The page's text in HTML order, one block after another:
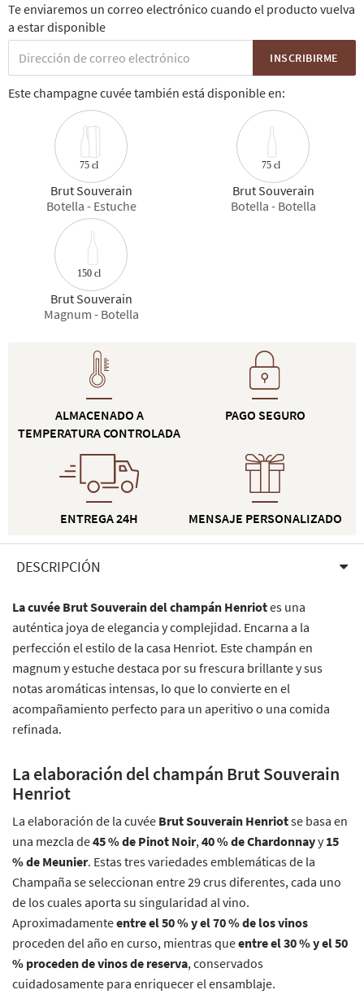
Te enviaremos un correo electrónico cuando el producto vuelva
a estar disponible
INSCRIBIRME
Este champagne cuvée también está disponible en:
75 cl
Brut Souverain
Botella - Estuche
75 cl
Brut Souverain
Botella - Botella
150 cl
Brut Souverain
Magnum - Botella
ALMACENADO A
TEMPERATURA CONTROLADA
ENTREGA 24H
PAGO SEGURO
MENSAJE PERSONALIZADO
DESCRIPCIÓN
La cuvée Brut Souverain del champán Henriotes una
auténtica joya de elegancia y complejidad. Encarna a la
perfección el estilo de la casa Henriot. Este champán en
magnum y estuche destaca por su frescura brillante y sus
notas aromáticas intensas, lo que lo convierte en el
acompañamiento perfecto para un aperitivo o una comida
refinada.
La elaboración del champán Brut Souverain
Henriot
La elaboración de la cuvée Brut Souverain Henriotse basa en
una mezcla de45 % de Pinot Noir,40 % de Chardonnayy15
% de Meunier. Estas tres variedades emblemáticas de la
Champaña se seleccionan entre 29 crus diferentes, cada uno
de los cuales aporta su singularidad al vino.
Aproximadamenteentre el 50 % y el 70 % de los vinos
proceden del año en curso, mientras queentre el 30 % y el 50
% proceden de vinos de reserva, conservados
cuidadosamente para enriquecer el ensamblaje.